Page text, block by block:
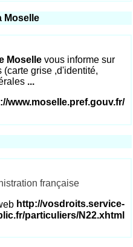
Moselle
Moselle vous informe sur
(carte grise ,d'identité,
...
www.moselle.pref.gouv.fr/
française
http://vosdroits.service-
particuliers/N22.xhtml